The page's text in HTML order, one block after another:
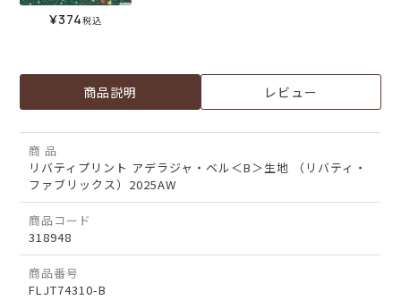
¥374税込
商品説明 レビュー
商 品
リバティプリント アデラジャ・ベル＜B＞生地 （リバティ・
ファブリックス）2025AW
商品コード
318948
商品番号
FLJT74310-B